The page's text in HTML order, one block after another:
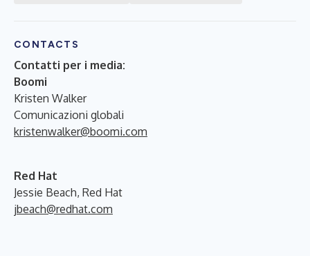
CONTACTS
Contatti per i media:
Boomi
Kristen Walker
Comunicazioni globali
kristenwalker@boomi.com
Red Hat
Jessie Beach, Red Hat
jbeach@redhat.com